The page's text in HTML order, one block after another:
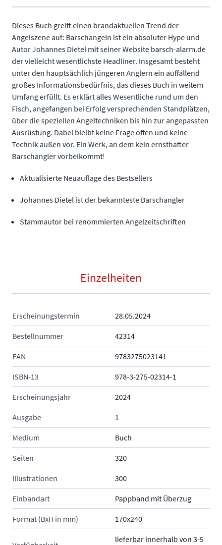
Dieses Buch greift einen brandaktuellen Trend der
Angelszene auf: Barschangeln ist ein absoluter Hype und
Autor Johannes Dietel mit seiner Website barsch-alarm.de
der vielleicht wesentlichste Headliner. Insgesamt besteht
unter den hauptsächlich jüngeren Anglern ein auffallend
großes Informationsbedürfnis, das dieses Buch in weitem
Umfang erfüllt. Es erklärt alles Wesentliche rund um den
Fisch, angefangen bei Erfolg versprechenden Standplätzen,
über die speziellen Angeltechniken bis hin zur angepassten
Ausrüstung. Dabei bleibt keine Frage offen und keine
Technik außen vor. Ein Werk, an dem kein ernsthafter
Barschangler vorbeikommt!
Aktualisierte Neuauflage des Bestsellers
Johannes Dietel ist der bekannteste Barschangler
Stammautor bei renommierten Angelzeitschriften
Einzelheiten
Erscheinungstermin 28.05.2024
Bestellnummer 42314
EAN 9783275023141
ISBN-13 978-3-275-02314-1
Erscheinungsjahr 2024
Ausgabe 1
Medium Buch
Seiten 320
Illustrationen 300
Einbandart Pappband mit Überzug
Format (BxH in mm) 170x240
lieferbar innerhalb von 3-5